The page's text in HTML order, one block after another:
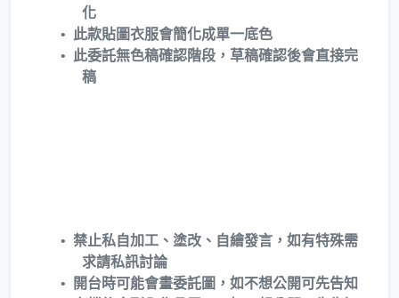
化
此款貼圖衣服會簡化成單一底色
此委託無色稿確認階段，草稿確認後會直接完
稿
禁止私自加工、塗改、自繪發言，如有特殊需
求請私訊討論
開台時可能會畫委託圖，如不想公開可先告知